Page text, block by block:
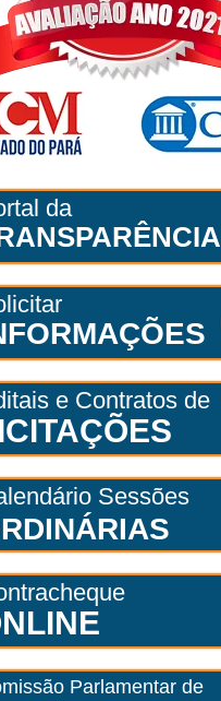
da
e Contratos de
Sessões
Parlamentar de